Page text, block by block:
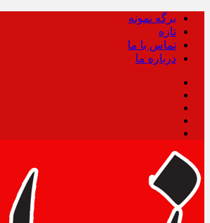
برگه نمونه
تازه
تماس با ما
درباره ما